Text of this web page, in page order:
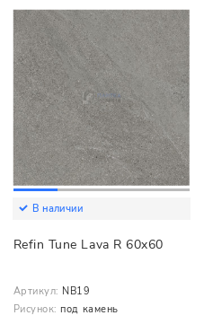
В наличии
Refin Tune Lava R 60x60
Артикул: NB19
Рисунок: под камень